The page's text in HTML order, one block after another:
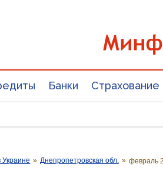
Банки Страхование
» Днепропетровская обл. » февраль